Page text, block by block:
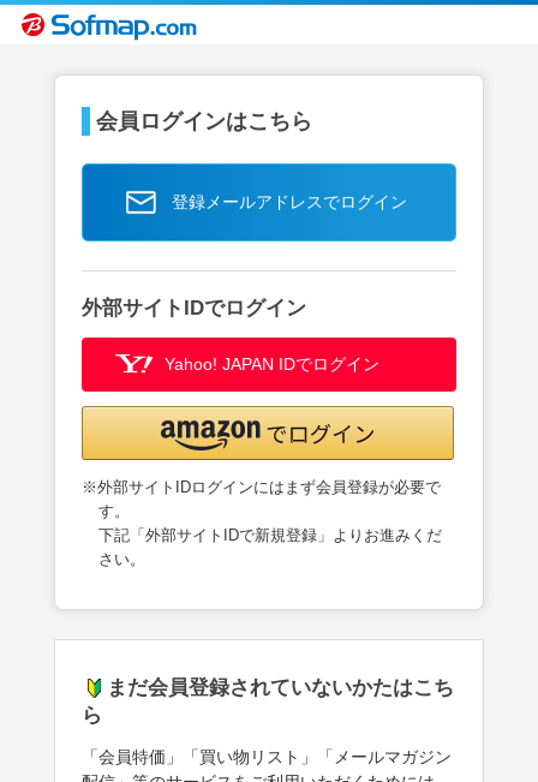
会員ログインはこちら
登録メールアドレスでログイン
外部サイトIDでログイン
Yahoo! JAPAN IDでログイン
※外部サイトIDログインにはまず会員登録が必要で
す。
下記「外部サイトIDで新規登録」よりお進みくだ
さい。
まだ会員登録されていないかたはこち
ら
「会員特価」「買い物リスト」「メールマガジン